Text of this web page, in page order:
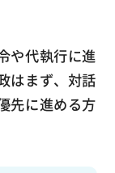
や代執行に進
はまず、対話
先に進める方